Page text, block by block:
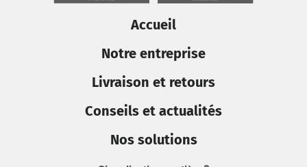
Accueil
Notre entreprise
Livraison et retours
Conseils et actualités
Nos solutions